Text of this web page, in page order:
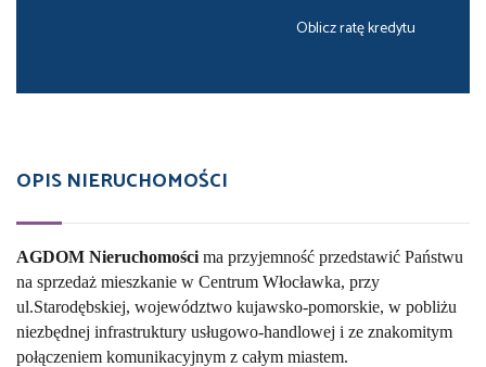
Oblicz ratę kredytu
OPIS NIERUCHOMOŚCI
AGDOM Nieruchomości ma przyjemność przedstawić Państwu
na sprzedaż mieszkanie w Centrum Włocławka, przy
ul.Starodębskiej, województwo kujawsko-pomorskie, w pobliżu
niezbędnej infrastruktury usługowo-handlowej i ze znakomitym
połączeniem komunikacyjnym z całym miastem.